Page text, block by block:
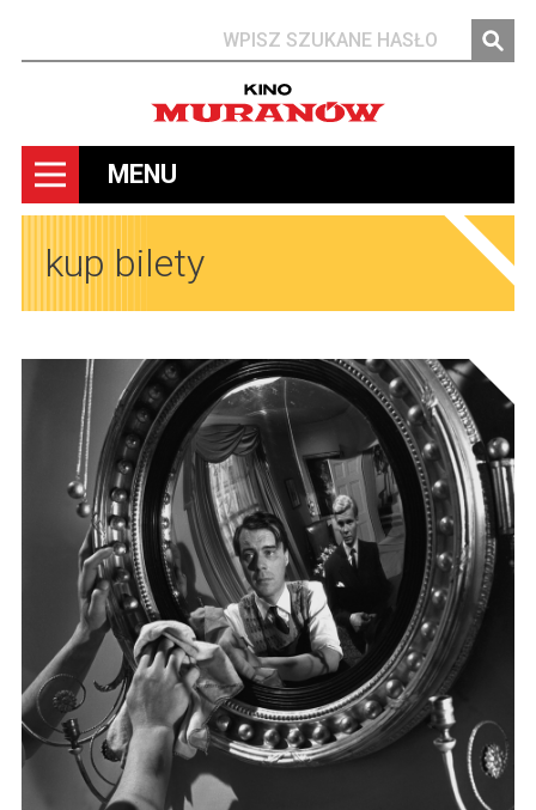
MENU
kup bilety